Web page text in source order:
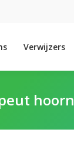
Verwijzers
hoorn